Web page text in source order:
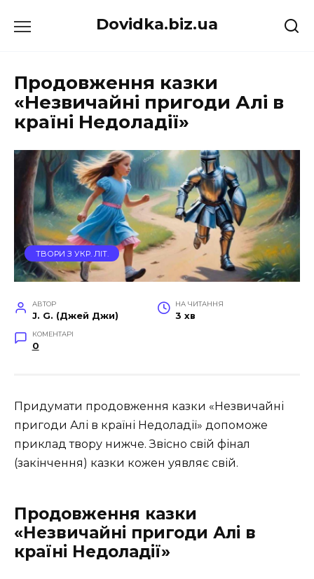
до
Dovidka.biz.ua
Продовження казки
«Незвичайні пригоди Алі в
країні Недоладії»
ТВОРИ З УКР. ЛІТ.
АВТОР
J. G. (Джей Джи)
НА ЧИТАННЯ
3 хв
КОМЕНТАРІ
0
Придумати продовження казки «Незвичайні
пригоди Алі в країні Недоладії» допоможе
приклад твору нижче. Звісно свій фінал
(закінчення) казки кожен уявляє свій.
Продовження казки
«Незвичайні пригоди Алі в
країні Недоладії»